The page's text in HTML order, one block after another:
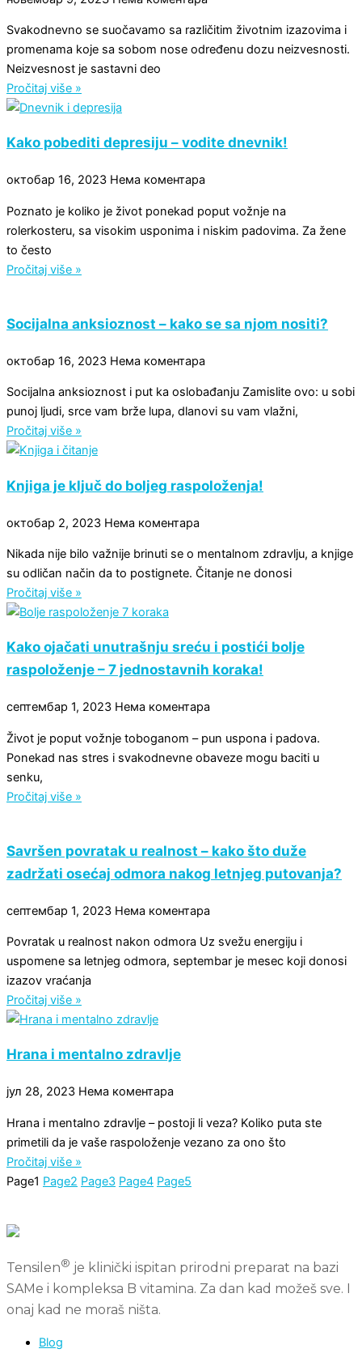
Svakodnevno se suočavamo sa različitim životnim izazovima i
promenama koje sa sobom nose određenu dozu neizvesnosti.
Neizvesnost je sastavni deo
Pročitaj više »
Kako pobediti depresiju – vodite dnevnik!
октобар 16, 2023 Нема коментара
Poznato je koliko je život ponekad poput vožnje na
rolerkosteru, sa visokim usponima i niskim padovima. Za žene
to često
Pročitaj više »
Socijalna anksioznost – kako se sa njom nositi?
октобар 16, 2023 Нема коментара
Socijalna anksioznost i put ka oslobađanju Zamislite ovo: u sobi
punoj ljudi, srce vam brže lupa, dlanovi su vam vlažni,
Pročitaj više »
Knjiga je ključ do boljeg raspoloženja!
октобар 2, 2023 Нема коментара
Nikada nije bilo važnije brinuti se o mentalnom zdravlju, a knjige
su odličan način da to postignete. Čitanje ne donosi
Pročitaj više »
Kako ojačati unutrašnju sreću i postići bolje
raspoloženje – 7 jednostavnih koraka!
септембар 1, 2023 Нема коментара
Život je poput vožnje toboganom – pun uspona i padova.
Ponekad nas stres i svakodnevne obaveze mogu baciti u
senku,
Pročitaj više »
Savršen povratak u realnost – kako što duže
zadržati osećaj odmora nakog letnjeg putovanja?
септембар 1, 2023 Нема коментара
Povratak u realnost nakon odmora Uz svežu energiju i
uspomene sa letnjeg odmora, septembar je mesec koji donosi
izazov vraćanja
Pročitaj više »
Hrana i mentalno zdravlje
јул 28, 2023 Нема коментара
Hrana i mentalno zdravlje – postoji li veza? Koliko puta ste
primetili da je vaše raspoloženje vezano za ono što
Pročitaj više »
Page1 Page2 Page3 Page4 Page5
Tensilen® je klinički ispitan prirodni preparat na bazi
SAMe i kompleksa B vitamina. Za dan kad možeš sve. I
onaj kad ne moraš ništa.
Blog